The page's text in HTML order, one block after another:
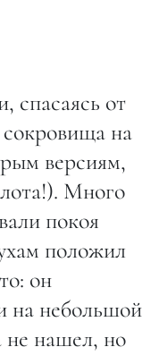
спасаясь от
сокровища на
версиям,
Много
покоя
положил
он
на небольшой
не нашел, но